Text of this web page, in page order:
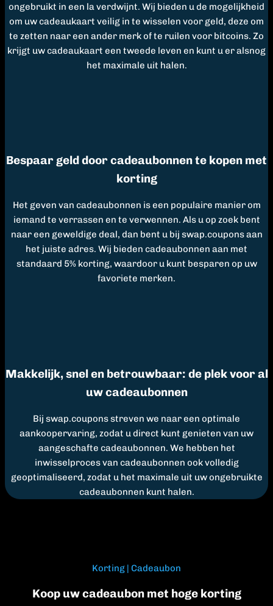
ongebruikt in een la verdwijnt. Wij bieden u de mogelijkheid
om uw cadeaukaart veilig in te wisselen voor geld, deze om
te zetten naar een ander merk of te ruilen voor bitcoins. Zo
krijgt uw cadeaukaart een tweede leven en kunt u er alsnog
het maximale uit halen.
Bespaar geld door cadeaubonnen te kopen met
korting
Het geven van cadeaubonnen is een populaire manier om
iemand te verrassen en te verwennen. Als u op zoek bent
naar een geweldige deal, dan bent u bij swap.coupons aan
het juiste adres. Wij bieden cadeaubonnen aan met
standaard 5% korting, waardoor u kunt besparen op uw
favoriete merken.
Makkelijk, snel en betrouwbaar: de plek voor al
uw cadeaubonnen
Bij swap.coupons streven we naar een optimale
aankoopervaring, zodat u direct kunt genieten van uw
aangeschafte cadeaubonnen. We hebben het
inwisselproces van cadeaubonnen ook volledig
geoptimaliseerd, zodat u het maximale uit uw ongebruikte
cadeaubonnen kunt halen.
Korting | Cadeaubon
Koop uw cadeaubon met hoge korting